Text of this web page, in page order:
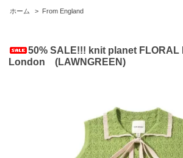
ホーム > From England
50% SALE!!! knit planet FLORAL
London (LAWNGREEN)